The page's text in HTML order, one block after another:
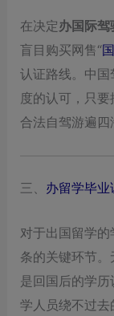
在决定办国际驾
盲目购买网售“
认证路线。中国
度的认可，只
合法自驾游遍四
三、 办留学毕业
对于出国留学的
条的关键环节
是回国后的学历
学人员绕不过